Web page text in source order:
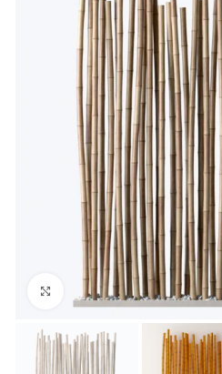
Нажмите, чтобы увеличить